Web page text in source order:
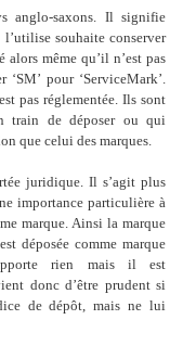
anglo-saxons. Il signifie
souhaite conserver
même qu’il n’est pas
pour ‘ServiceMark’.
pas réglementée. Ils sont
train de déposer ou qui
que celui des marques.
juridique. Il s’agit plus
importance particulière à
marque. Ainsi la marque
déposée comme marque
rien mais il est
donc d’être prudent si
de dépôt, mais ne lui